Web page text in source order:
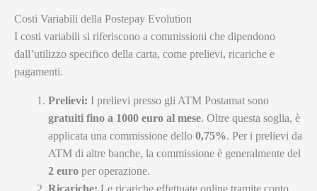
Costi Variabili della Postepay Evolution
I costi variabili si riferiscono a commissioni che dipendono
dall’utilizzo specifico della carta, come prelievi, ricariche e
pagamenti.
Prelievi: I prelievi presso gli ATM Postamat sono
gratuiti fino a 1000 euro al mese. Oltre questa soglia, è
applicata una commissione dello 0,75%. Per i prelievi da
ATM di altre banche, la commissione è generalmente del
2 euro per operazione.
Ricariche: Le ricariche effettuate online tramite conto